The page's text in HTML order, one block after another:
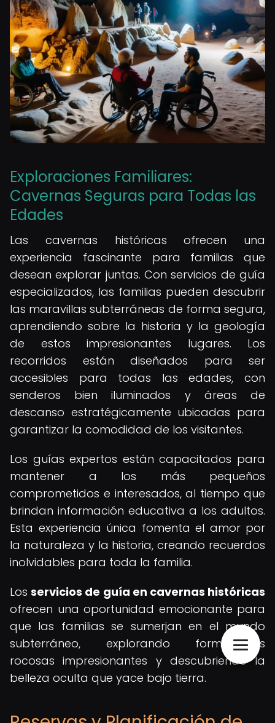
Exploraciones Familiares:
Cavernas Seguras para Todas las
Edades
Las cavernas históricas ofrecen una
experiencia fascinante para familias que
desean explorar juntas. Con servicios de guía
especializados, las familias pueden descubrir
las maravillas subterráneas de forma segura,
aprendiendo sobre la historia y la geología
de estos impresionantes lugares. Los
recorridos están diseñados para ser
accesibles para todas las edades, con
senderos bien iluminados y áreas de
descanso estratégicamente ubicadas para
garantizar la comodidad de los visitantes.
Los guías expertos están capacitados para
mantener a los más pequeños
comprometidos e interesados, al tiempo que
brindan información educativa a los adultos.
Esta experiencia única fomenta el amor por
la naturaleza y la historia, creando recuerdos
inolvidables para toda la familia.
Losservicios de guía en cavernas históricas
ofrecen una oportunidad emocionante para
que las familias se sumerjan en el mundo
subterráneo, explorando formaciones
rocosas impresionantes y descubriendo la
belleza oculta que yace bajo tierra.